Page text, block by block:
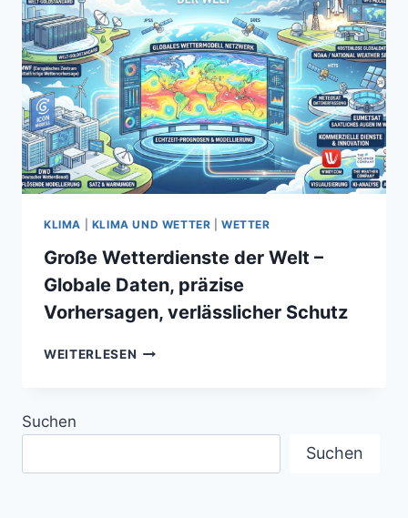
VON
WETTERVORHERSAGEN
EINFACH
ERKLÄRT
KLIMA KLIMA UND WETTER |WETTER
Große Wetterdienste der Welt –
Globale Daten, präzise
Vorhersagen, verlässlicher Schutz
WEITERLESEN GROSSE W
Suchen
Suchen